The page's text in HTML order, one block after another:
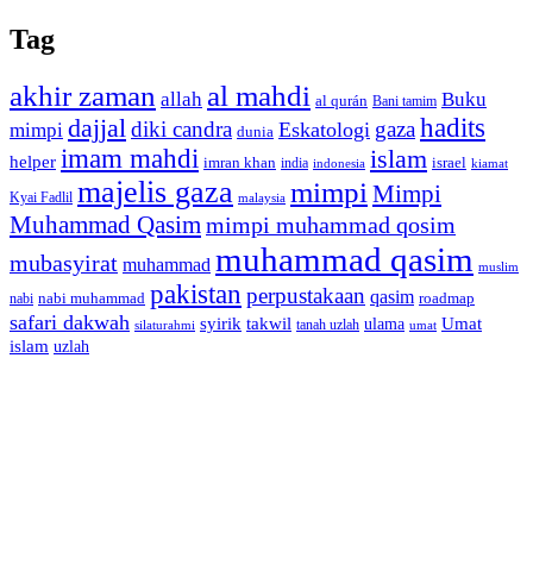
Tag
akhir zaman allah al mahdi al qurán Bani tamim Buku
mimpi dajjal diki candra dunia Eskatologi gazahadits
helper imam mahdi imran khan india indonesia islam israel kiamat
Kyai Fadlil majelis gaza malaysia mimpi Mimpi
Muhammad Qasim mimpi muhammad qosim
mubasyirat muhammad muhammad qasim muslim
nabi nabi muhammad pakistan perpustakaan qasim roadmap
safari dakwah silaturahmi syirik takwil tanah uzlah ulama umat Umat
islam uzlah